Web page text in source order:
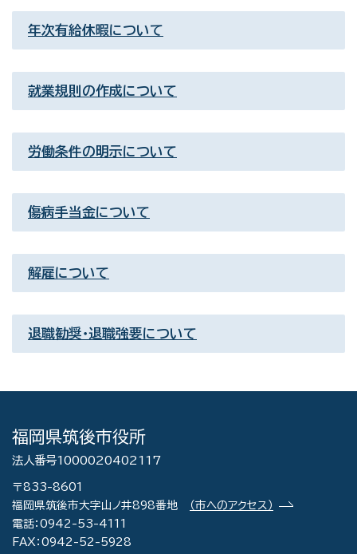
年次有給休暇について
就業規則の作成について
労働条件の明示について
傷病手当金について
解雇について
退職勧奨・退職強要について
福岡県筑後市役所
法人番号1000020402117
〒833-8601
福岡県筑後市大字山ノ井898番地
（市へのアクセス）
電話：0942-53-4111
FAX：0942-52-5928